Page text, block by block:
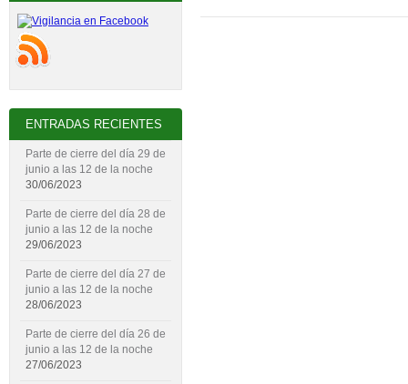
ENTRADAS RECIENTES
Parte de cierre del día 29 de
junio a las 12 de la noche
30/06/2023
Parte de cierre del día 28 de
junio a las 12 de la noche
29/06/2023
Parte de cierre del día 27 de
junio a las 12 de la noche
28/06/2023
Parte de cierre del día 26 de
junio a las 12 de la noche
27/06/2023